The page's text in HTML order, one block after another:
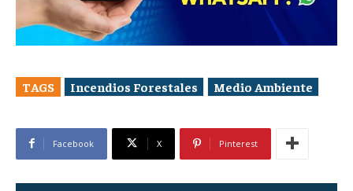
TAGS Incendios Forestales Medio Ambiente
Facebook X Pinterest